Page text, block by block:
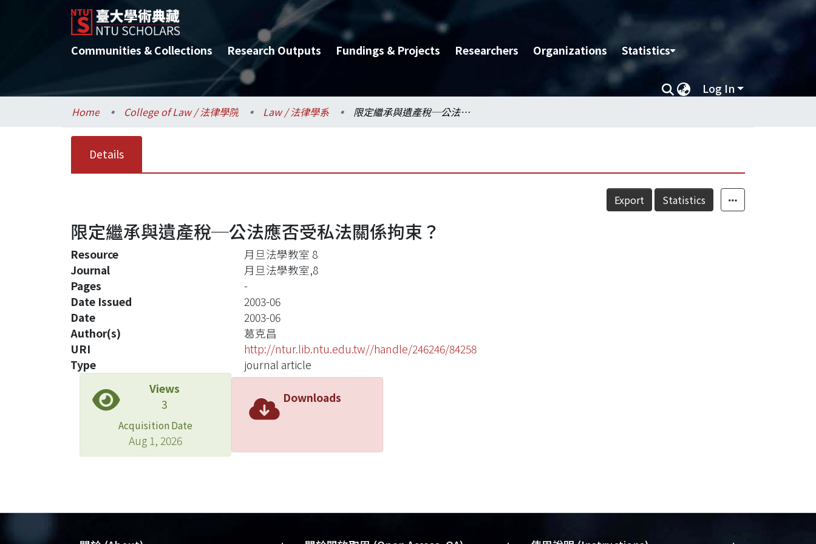
Communities & Collections Research Outputs Fundings & Projects Researchers Organizations Statistics
Log In
Home College of Law / 法律學院 Law / 法律學系 限定繼承與遺產稅─公法應否受私法關係拘束？
Details
Export Statistics
限定繼承與遺產稅─公法應否受私法關係拘束？
Resource
月旦法學教室 8
Journal
月旦法學教室,8
Pages
-
Date Issued
2003-06
Date
2003-06
Author(s)
葛克昌
URI
http://ntur.lib.ntu.edu.tw//handle/246246/84258
Type
journal article
Views
3
Acquisition Date
Aug 1, 2026
Downloads